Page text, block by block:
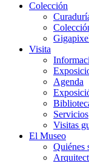
Colección
Visita
Agenda
Servicios
Visitas
El Museo
Quiénes